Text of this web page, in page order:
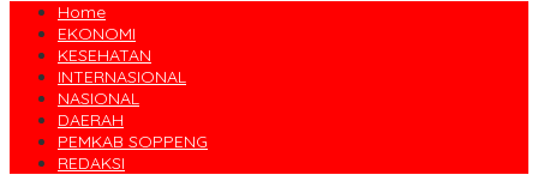
Home
EKONOMI
KESEHATAN
INTERNASIONAL
NASIONAL
DAERAH
PEMKAB SOPPENG
REDAKSI